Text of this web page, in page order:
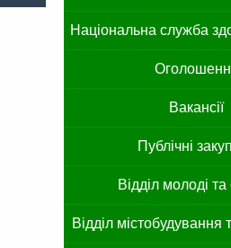
Національна служба
Вакансії
Публічні
Відділ молоді
Відділ містобудування